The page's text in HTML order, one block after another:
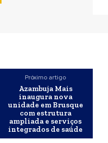
Próximo artigo
Azambuja Mais
inaugura nova
unidade em Brusque
com estrutura
ampliada e serviços
integrados de saúde